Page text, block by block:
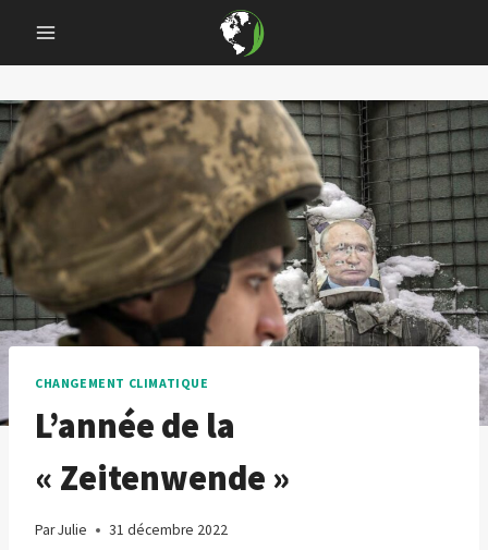
content
CHANGEMENT CLIMATIQUE
L’année de la
« Zeitenwende »
ParJulie 31 décembre 2022